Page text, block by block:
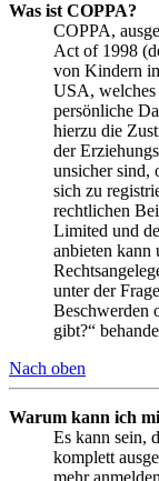
Was ist COPPA?
COPPA,
Act of 1998
von Kindern
USA, welches
persönliche
hierzu die
der
unsicher sind,
sich zu
rechtlichen
Limited und
anbieten
unter der
Beschwerden
gibt?“
Nach oben
Warum kann ich
Es kann sein,
komplett
mehr